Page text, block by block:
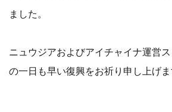
ました。
ニュウジアおよびアイチャイナ運営
の一日も早い復興をお祈り申し上げま